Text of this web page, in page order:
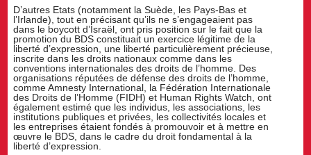
D’autres Etats (notamment la Suède, les Pays-Bas et
l’Irlande), tout en précisant qu’ils ne s’engageaient pas
dans le boycott d’Israël, ont pris position sur le fait que la
promotion du BDS constituait un exercice légitime de la
liberté d’expression, une liberté particulièrement précieuse,
inscrite dans les droits nationaux comme dans les
conventions internationales des droits de l’homme. Des
organisations réputées de défense des droits de l’homme,
comme Amnesty International, la Fédération Internationale
des Droits de l’Homme (FIDH) et Human Rights Watch, ont
également estimé que les individus, les associations, les
institutions publiques et privées, les collectivités locales et
les entreprises étaient fondés à promouvoir et à mettre en
œuvre le BDS, dans le cadre du droit fondamental à la
liberté d’expression.